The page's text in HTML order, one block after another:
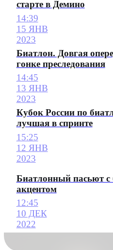
старте в Демино
14:39
15 ЯНВ
2023
Биатлон. Довгая
гонке преследования
14:45
13 ЯНВ
2023
Кубок России по
лучшая в спринте
15:25
12 ЯНВ
2023
Биатлонный пасьют с
акцентом
12:45
10 ДЕК
2022